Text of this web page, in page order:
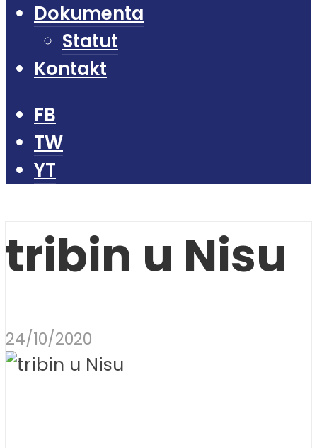
Dokumenta
Statut
Kontakt
FB
TW
YT
tribin u Nisu
24/10/2020